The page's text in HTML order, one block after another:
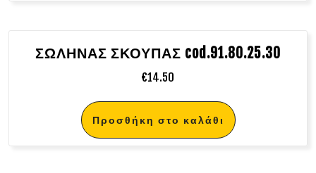
ΣΩΛΗΝΑΣ ΣΚΟΥΠΑΣ cod.91.80.25.30
€14.50
Προσθήκη στο καλάθι